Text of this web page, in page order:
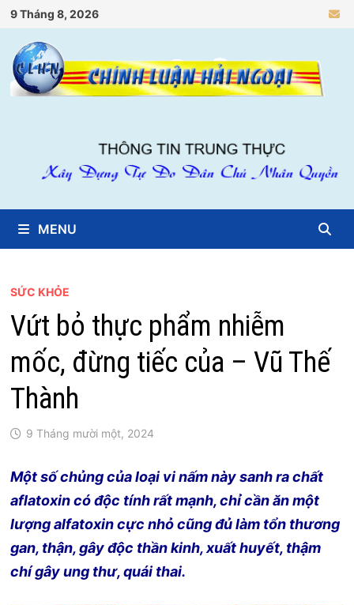
Skip
to
content
9 Tháng 8, 2026
MENU
SỨC KHỎE
Vứt bỏ thực phẩm nhiễm
mốc, đừng tiếc của – Vũ Thế
Thành
9 Tháng mười một, 2024
Một số chủng của loại vi nấm này sanh ra chất
aflatoxin có độc tính rất mạnh, chỉ cần ăn một
lượng alfatoxin cực nhỏ cũng đủ làm tổn thương
gan, thận, gây độc thần kinh, xuất huyết, thậm
chí gây ung thư, quái thai.